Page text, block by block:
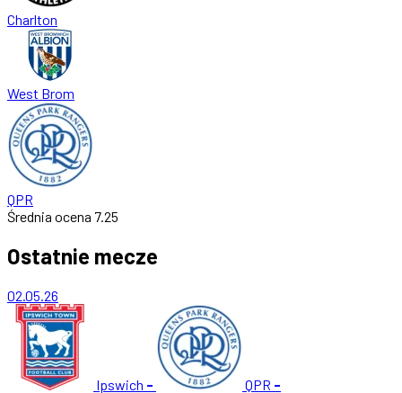
Charlton
West Brom
QPR
Średnia ocena 7.25
Ostatnie mecze
02.05.26
Ipswich - QPR -